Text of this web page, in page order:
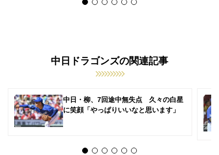
中日ドラゴンズの関連記事
中日・柳、7回途中無失点 久々の白星
に笑顔「やっぱりいいなと思います」